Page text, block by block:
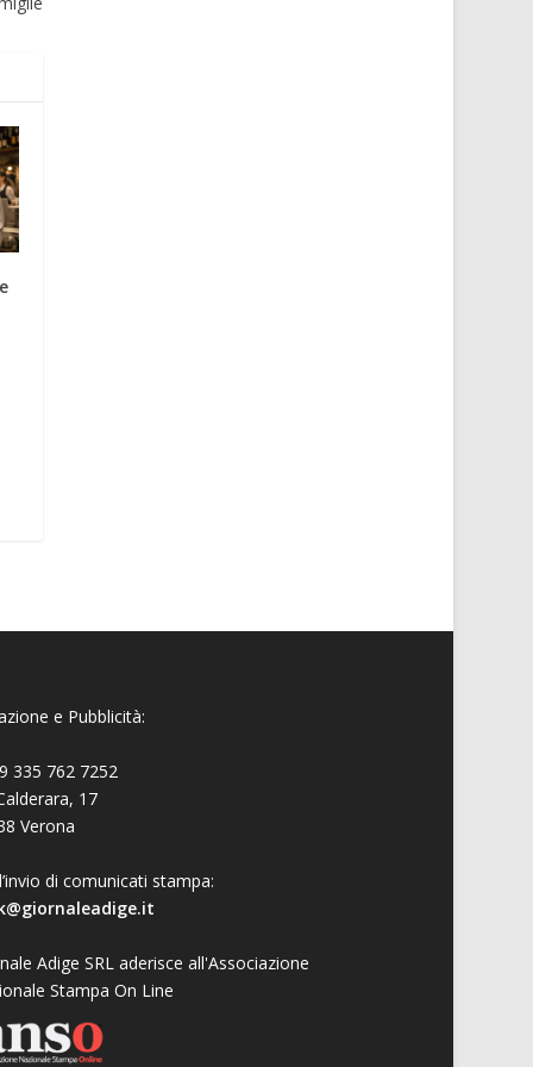
e Pubblicità:
335 762 7252
17
Verona
di comunicati stampa:
Adige SRL aderisce all'Associazione
Stampa On Line